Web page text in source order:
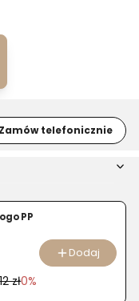
telefonicznie
PP
zł0%
Dodaj